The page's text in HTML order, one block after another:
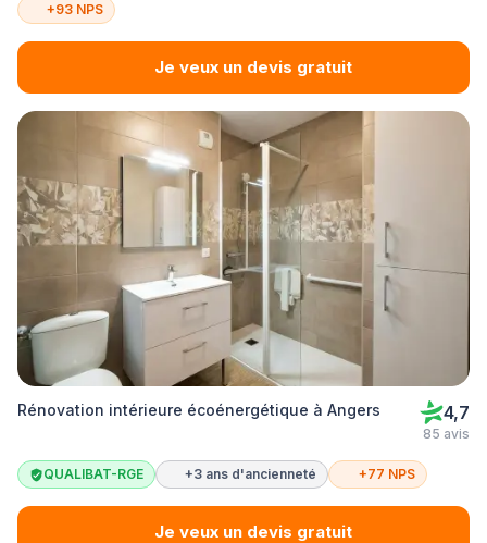
+93 NPS
Je veux un devis gratuit
Rénovation intérieure écoénergétique à Angers 4,7
85 avis
QUALIBAT-RGE +3 ans d'ancienneté +77 NPS
Je veux un devis gratuit